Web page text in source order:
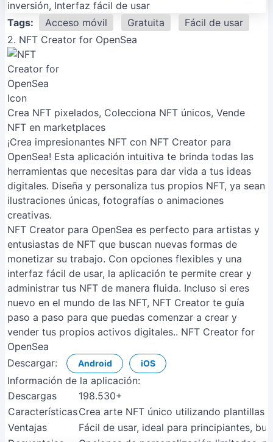
Tags: Acceso móvil Gratuita
Fácil de usar
2. NFT Creator for OpenSea
Crea NFT pixelados, Colecciona NFT únicos, Vende
NFT en marketplaces
¡Crea impresionantes NFT con NFT Creator para
OpenSea! Esta aplicación intuitiva te brinda todas las
herramientas que necesitas para dar vida a tus ideas
digitales. Diseña y personaliza tus propios NFT, ya sean
ilustraciones únicas, fotografías o animaciones
creativas.
NFT Creator para OpenSea es perfecto para artistas y
entusiastas de NFT que buscan nuevas formas de
monetizar su trabajo. Con opciones flexibles y una
interfaz fácil de usar, la aplicación te permite crear y
administrar tus NFT de manera fluida. Incluso si eres
nuevo en el mundo de las NFT, NFT Creator te guía
paso a paso para que puedas comenzar a crear y
vender tus propios activos digitales.. NFT Creator for
OpenSea
Descargar:
Android iOS
Información de la aplicación:
Descargas
198.530+
CaracterísticasCrea arte NFT único utilizando plantillas
Ventajas
Fácil de usar, ideal para principiantes,